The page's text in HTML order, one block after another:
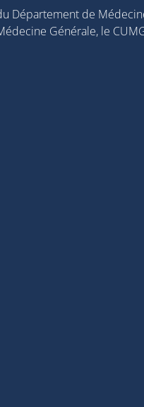
Département de
Générale, le